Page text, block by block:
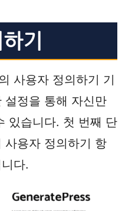
기
사용자 정의하기 기
설정을 통해 자신만
있습니다. 첫 번째 단
사용자 정의하기 항
다.